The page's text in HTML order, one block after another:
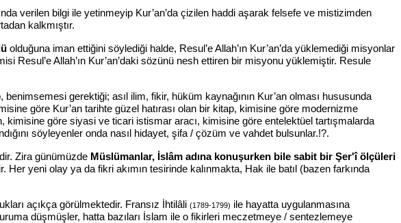
verilen bilgi ile yetinmeyip Kur’an’da çizilen haddi aşarak felsefe ve mistizimden
kalkmıştır.
olduğuna iman ettiğini söylediği halde, Resul’e Allah’ın Kur’an’da yüklemediği misyonlar
Resul’e Allah’ın Kur’an’daki sözünü nesh ettiren bir misyonu yüklemiştir. Resule
gerektiği; asıl ilim, fikir, hüküm kaynağının Kur’an olması hususunda
göre Kur’an tarihte güzel hatırası olan bir kitap, kimisine göre modernizme
göre siyasi ve ticari istismar aracı, kimisine göre entelektüel tartışmalarda
söyleyenler onda nasıl hidayet, şifa / çözüm ve vahdet bulsunlar.!?.
Zira günümüzde Müslümanlar, İslâm adına konuşurken bile sabit bir Şer'î ölçüleri
yeni olay ya da fikri akımın tesirinde kalınmakta, Hak ile batıl (bazen farkında
açıkça görülmektedir. Fransız İhtilâli (1789-1799) ile hayatta uygulanmasına
düşmüşler, hatta bazıları İslam ile o fikirleri meczetmeye / sentezlemeye